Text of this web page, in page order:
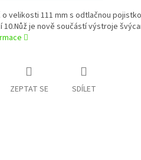
o velikosti 111 mm s odtlačnou
10.Nůž je nově součástí výstroje
ZEPTAT SE SDÍLET